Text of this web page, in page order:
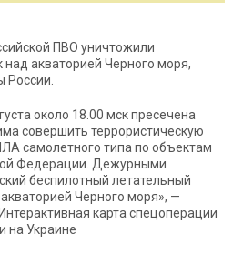
ПВО уничтожили
над акваторией Черного моря,
около 18.00 мск пресечена
совершить террористическую
самолетного типа по объектам
Федерации. Дежурными
беспилотный летательный
Черного моря», —
карта спецоперации
на Украине